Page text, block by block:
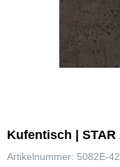
Kufentisch | STAR
Artikelnummer: 5082E-